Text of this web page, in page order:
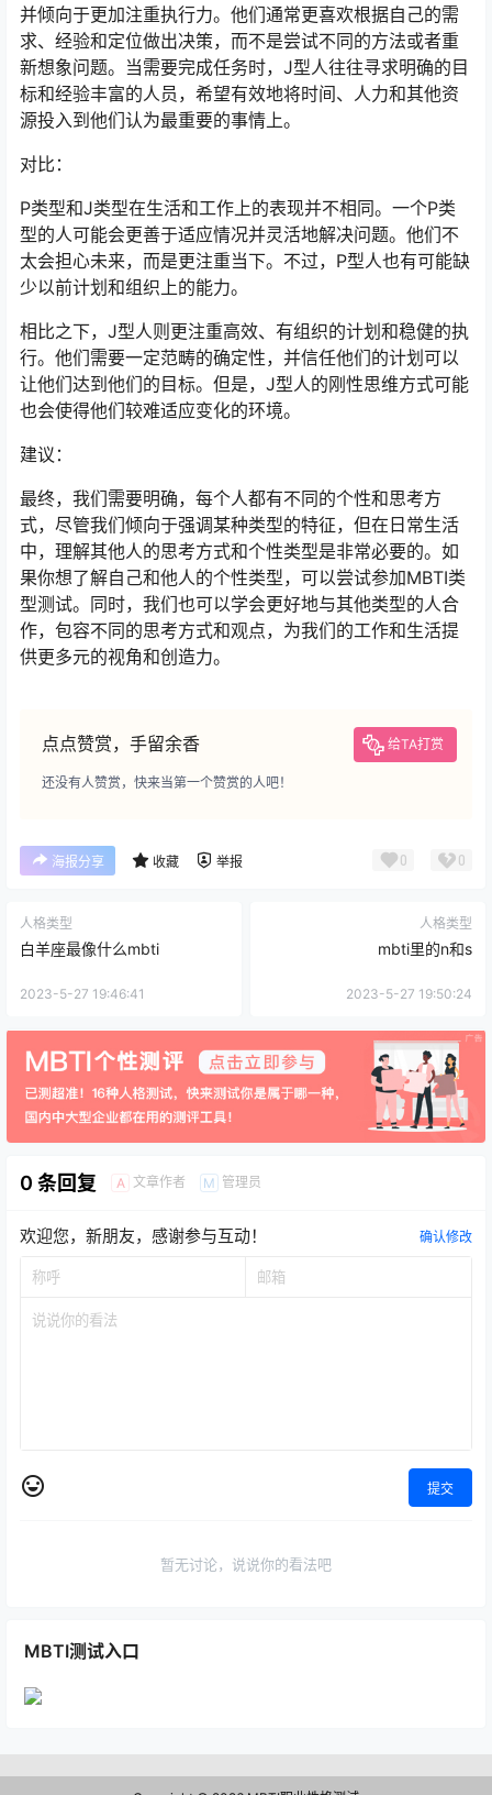
并倾向于更加注重执行力。他们通常更喜欢根据自己的需
求、经验和定位做出决策，而不是尝试不同的方法或者重
新想象问题。当需要完成任务时，J型人往往寻求明确的目
标和经验丰富的人员，希望有效地将时间、人力和其他资
源投入到他们认为最重要的事情上。
对比：
P类型和J类型在生活和工作上的表现并不相同。一个P类
型的人可能会更善于适应情况并灵活地解决问题。他们不
太会担心未来，而是更注重当下。不过，P型人也有可能缺
少以前计划和组织上的能力。
相比之下，J型人则更注重高效、有组织的计划和稳健的执
行。他们需要一定范畴的确定性，并信任他们的计划可以
让他们达到他们的目标。但是，J型人的刚性思维方式可能
也会使得他们较难适应变化的环境。
建议：
最终，我们需要明确，每个人都有不同的个性和思考方
式，尽管我们倾向于强调某种类型的特征，但在日常生活
中，理解其他人的思考方式和个性类型是非常必要的。如
果你想了解自己和他人的个性类型，可以尝试参加MBTI类
型测试。同时，我们也可以学会更好地与其他类型的人合
作，包容不同的思考方式和观点，为我们的工作和生活提
供更多元的视角和创造力。
点点赞赏，手留余香 给TA打赏
还没有人赞赏，快来当第一个赞赏的人吧！
海报分享 收藏 举报 0 0
人格类型
白羊座最像什么mbti
2023-5-27 19:46:41
人格类型
mbti里的n和s
2023-5-27 19:50:24
0 条回复 A 文章作者 M 管理员
欢迎您，新朋友，感谢参与互动！ 确认修改
提交
暂无讨论，说说你的看法吧
MBTI测试入口